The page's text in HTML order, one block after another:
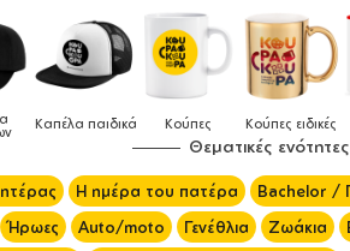
Κούπες
χρωματιστές
Κούπες
μεταλλικές
Δοχεία
φαγητού
Θεματικές ενότητες
Η ημέρα του πατέρα Bachelor /
Ήρωες Auto/moto Γενέθλια Ζωάκια